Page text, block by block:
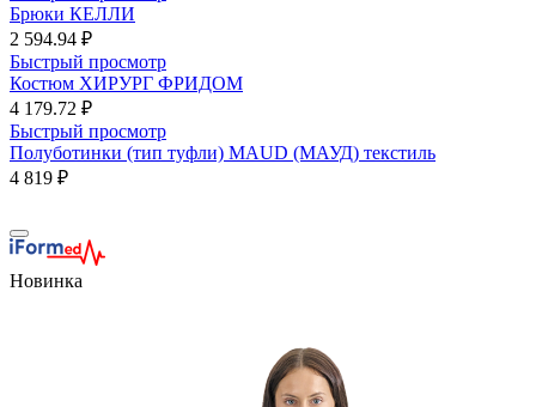
Брюки КЕЛЛИ
2 594.94 ₽
Быстрый просмотр
Костюм ХИРУРГ ФРИДОМ
4 179.72 ₽
Быстрый просмотр
Полуботинки (тип туфли) MAUD (МАУД) текстиль
4 819 ₽
Новинка